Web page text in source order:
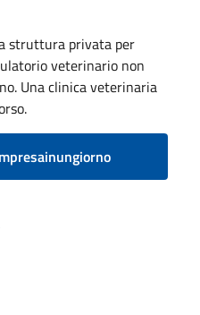
struttura privata per
veterinario non
Una clinica veterinaria